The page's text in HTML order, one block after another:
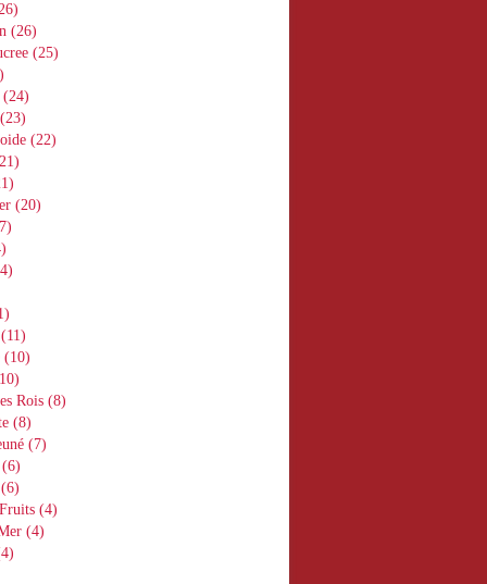
(26)
(25)
(24)
(23)
(22)
(20)
(11)
(10)
Rois (8)
(8)
(7)
(6)
(6)
(4)
(4)